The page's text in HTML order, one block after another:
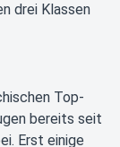
drei Klassen
Top-
bereits seit
Erst einige